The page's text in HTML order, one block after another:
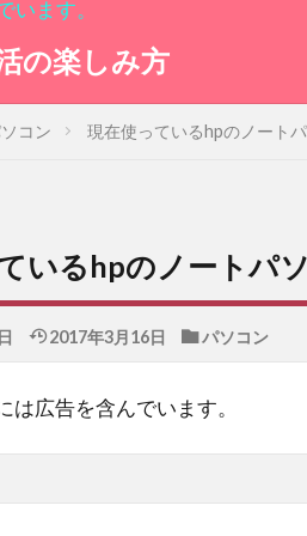
います。
の楽しみ方
コン 現在使っているhpのノート
いるhpのノートパ
2017年3月16日 パソコン
は広告を含んでいます。